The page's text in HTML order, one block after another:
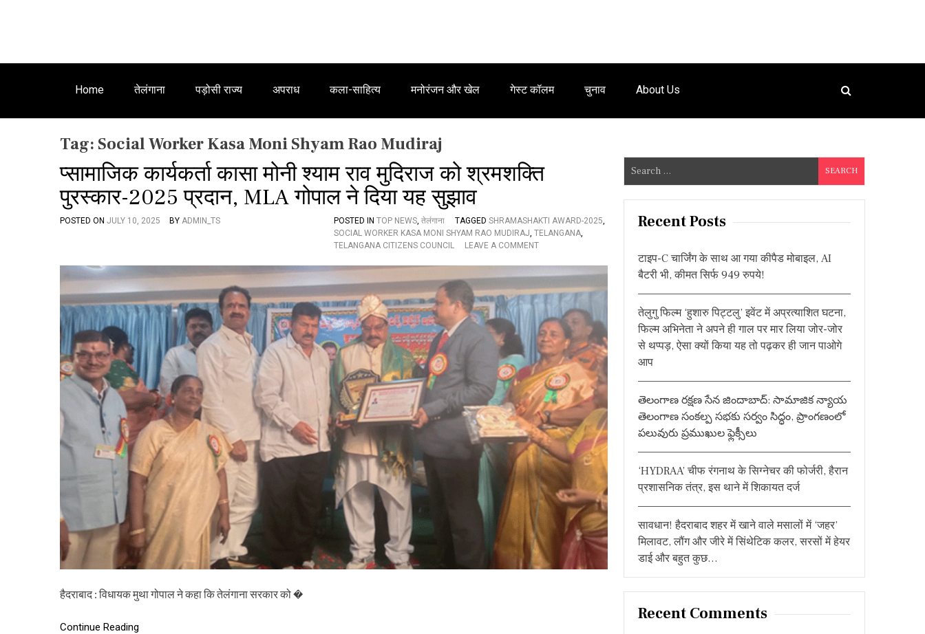
Home तेलंगाना पड़ोसी राज्य अपराध कला-साहित्य मनोरंजन और खेल गेस्ट कॉलम चुनाव About Us
Tag: Social Worker Kasa Moni Shyam Rao Mudiraj
प्सामाजिक कार्यकर्ता कासा मोनी श्याम राव मुदिराज को श्रमशक्ति
पुरस्कार-2025 प्रदान, MLA गोपाल ने दिया यह सुझाव
POSTED ON JULY 10, 2025 BY ADMIN_TS POSTED IN TOP NEWS, तेलंगाना TAGGED SHRAMASHAKTI AWARD-2025,
SOCIAL WORKER KASA MONI SHYAM RAO MUDIRAJ, TELANGANA,
TELANGANA CITIZENS COUNCIL
LEAVE A COMMENTO
प्सा
जि
का
र्य
क
र्ता
का
सा
मो
नी
श्या
म
रा
व
मु
दि
रा
ज
श्र
म
श
क्ति
हैदराबाद : विधायक मुथा गोपाल ने कहा कि तेलंगाना सरकार को �
Continue Reading
e
a
Recent Posts
टाइप-C चार्जिंग के साथ आ गया कीपैड मोबाइल, AI
बैटरी भी, कीमत सिर्फ 949 रुपये!
तेलुगु फिल्म ‘हुशारु पिट्टलु’ इवेंट में अप्रत्याशित घटना,
फिल्म अभिनेता ने अपने ही गाल पर मार लिया जोर-जोर
से थप्पड़, ऐसा क्यों किया यह तो पढ़कर ही जान पाओगे
आप
తెలంగాణ రక్షణ సేన జిందాబాద్: సామాజిక న్యాయ
తెలంగాణ సంకల్ప సభకు సర్వం సిద్ధం, ప్రాంగణంలో
పలువురు ప్రముఖుల ఫ్లెక్సీలు
‘HYDRAA’ चीफ रंगनाथ के सिग्नेचर की फोर्जरी, हैरान
प्रशासनिक तंत्र, इस थाने में शिकायत दर्ज
सावधान! हैदराबाद शहर में खाने वाले मसालों में ‘जहर’
मिलावट, लौंग और जीरे में सिंथेटिक कलर, सरसों में हेयर
डाई और बहुत कुछ…
Recent Comments